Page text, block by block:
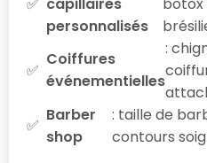
personnalisés
Coiffures
événementielles
:
Barber
shop
: taille de
contours